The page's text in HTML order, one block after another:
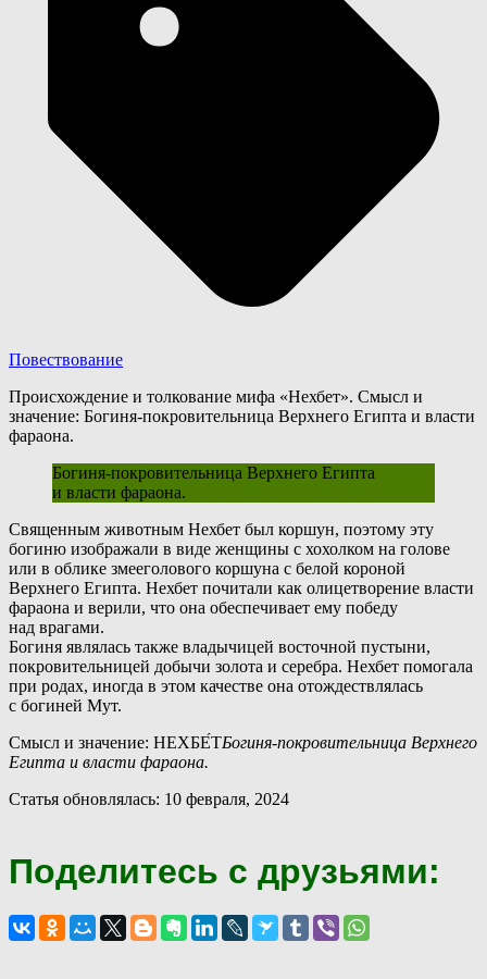
Повествование
Происхождение и толкование мифа «Нехбет». Смысл и
значение: Богиня-покровительница Верхнего Египта и власти
фараона.
Богиня-покровительница Верхнего Египта
и власти фараона.
Священным животным Нехбет был коршун, поэтому эту
богиню изображали в виде женщины с хохолком на голове
или в облике змееголового коршуна с белой короной
Верхнего Египта. Нехбет почитали как олицетворение власти
фараона и верили, что она обеспечивает ему победу
над врагами.
Богиня являлась также владычицей восточной пустыни,
покровительницей добычи золота и серебра. Нехбет помогала
при родах, иногда в этом качестве она отождествлялась
с богиней Мут.
Смысл и значение: НЕХБЕ́ТБогиня-покровительница Верхнего
Египта и власти фараона.
Статья обновлялась: 10 февраля, 2024
Поделитесь с друзьями: